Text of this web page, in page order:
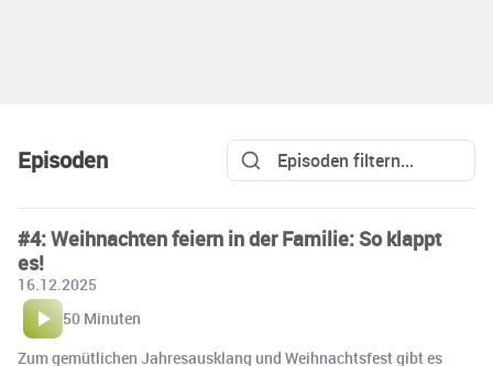
Episoden
#4: Weihnachten feiern in der Familie: So klappt
es!
16.12.2025
50 Minuten
Zum gemütlichen Jahresausklang und Weihnachtsfest gibt es